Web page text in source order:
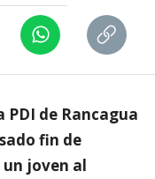
PDI de Rancagua
fin de
joven al